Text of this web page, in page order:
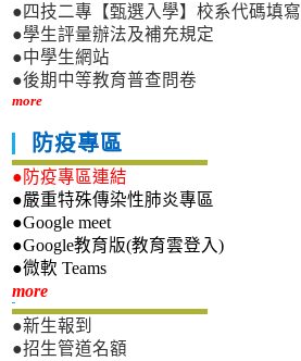
●四技二專【甄選入學】校系代碼填寫
●學生評量辦法及補充規定
●中學生網站
●後期中等教育普查問卷
more
防疫專區
●防疫專區連結
●嚴重特殊傳染性肺炎專區
●Google meet
●Google教育版(教育雲登入)
●微軟 Teams
more新生專區
●新生報到
●招生管道名額